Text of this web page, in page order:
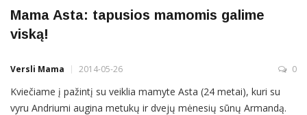
Mama Asta: tapusios mamomis galime
viską!
Versli Mama 2014-05-26 0
Kviečiame į pažintį su veiklia mamyte Asta (24 metai), kuri su
vyru Andriumi augina metukų ir dvejų mėnesių sūnų Armandą.